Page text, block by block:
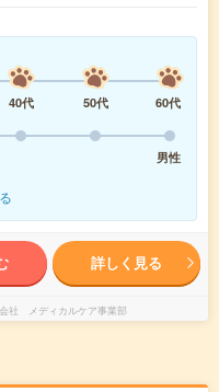
40代 50代
60代
男性
詳しく見る
社 メディカルケア事業部